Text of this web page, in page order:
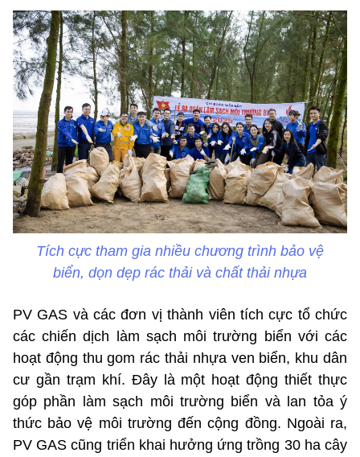
Tích cực tham gia nhiều chương trình bảo vệ
biển, dọn dẹp rác thải và chất thải nhựa
PV GAS và các đơn vị thành viên tích cực tổ chức
các chiến dịch làm sạch môi trường biển với các
hoạt động thu gom rác thải nhựa ven biển, khu dân
cư gần trạm khí. Đây là một hoạt động thiết thực
góp phần làm sạch môi trường biển và lan tỏa ý
thức bảo vệ môi trường đến cộng đồng. Ngoài ra,
PV GAS cũng triển khai hưởng ứng trồng 30 ha cây